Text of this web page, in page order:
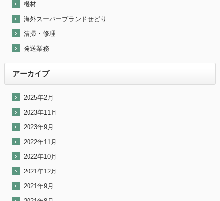
機材
海外スーパーブランドせどり
清掃・修理
発送業務
アーカイブ
2025年2月
2023年11月
2023年9月
2022年11月
2022年10月
2021年12月
2021年9月